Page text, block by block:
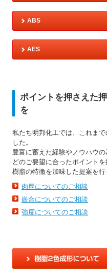
ABS
AES
ポイントを押さえた
を
私たち明邦化工では、これま
した。
豊富に蓄えた経験やノウハウ
どのご要望に合ったポイント
樹脂の特徴を加味した提案を行
肉厚についてのご相談
嵌合についてのご相談
強度についてのご相談